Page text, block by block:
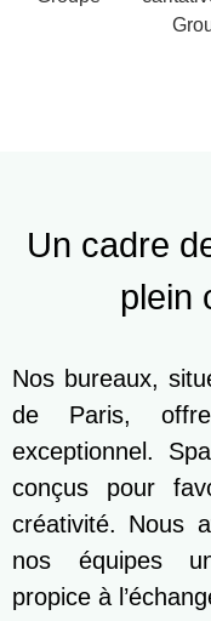
Un cadre
plein
Nos bureaux,
de Paris,
exceptionnel.
conçus pour
créativité. Nous
nos équipes
propice à